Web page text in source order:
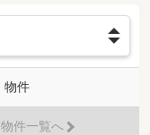
物件
物件一覧へ